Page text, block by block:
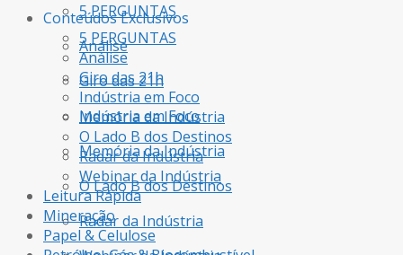
5 PERGUNTAS
Análise
Giro das 21h
Indústria em Foco
Memória da Indústria
O Lado B dos Destinos
Radar da Indústria
Conteúdos Exclusivos
5 PERGUNTAS
Análise
Giro das 21h
Indústria em Foco
Memória da Indústria
O Lado B dos Destinos
Radar da Indústria
Webinar da Indústria
Leitura Rápida
Mineração
Papel & Celulose